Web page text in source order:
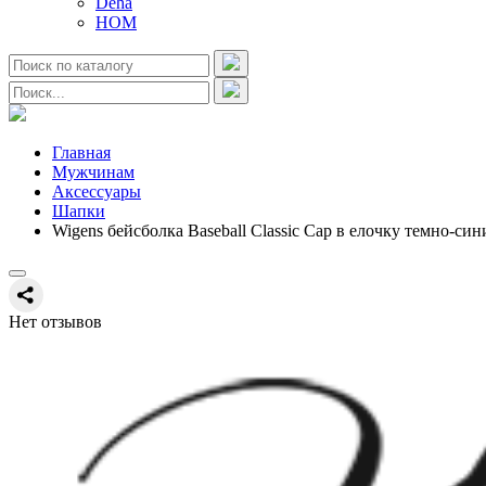
HOM
Главная
Мужчинам
Аксессуары
Шапки
Wigens бейсболка Baseball Classic Cap в елочку темно-
Нет отзывов